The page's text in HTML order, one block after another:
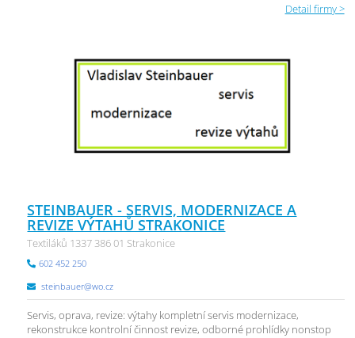
Detail firmy >
STEINBAUER - SERVIS, MODERNIZACE A
REVIZE VÝTAHŮ STRAKONICE
Textiláků 1337 386 01 Strakonice
602 452 250
steinbauer@wo.cz
Servis, oprava, revize: výtahy kompletní servis modernizace,
rekonstrukce kontrolní činnost revize, odborné prohlídky nonstop